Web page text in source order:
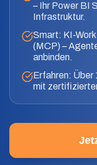
– Ihr Power BI
Infrastruktur.
Smart: KI-
(MCP) –
anbinden.
Erfahren: Über
mit